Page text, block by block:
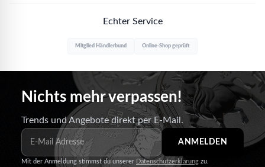
Echter Service
Mitglied Händlerbund Online-Shop geprüft
Nichts mehr verpassen!
Trends und Angebote direkt per E-Mail.
ANMELDEN
Mit der Anmeldung stimmst du unserer Datenschutzerklärung zu.